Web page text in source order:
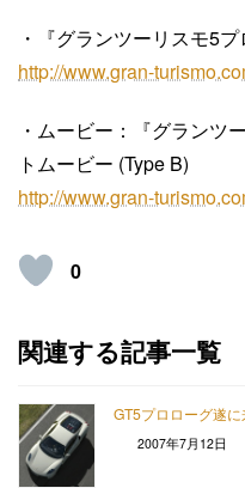
・『グランツーリスモ5
http://www.gran-
・ムービー：『グランツ
トムービー (Type B)
http://www.gran-
0
関連する記事一覧
GT5プロローグ遂に
2007年7月12日